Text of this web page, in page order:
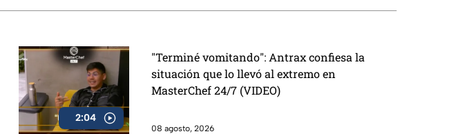
2:04
"Terminé vomitando": Antrax confiesa la
situación que lo llevó al extremo en
MasterChef 24/7 (VIDEO)
08 agosto, 2026